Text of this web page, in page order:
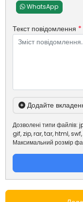
WhatsApp
Текст повідомлення *
Додайте
Дозволені типи
gif, zip, rar, tar, html,
Максимальний розмір